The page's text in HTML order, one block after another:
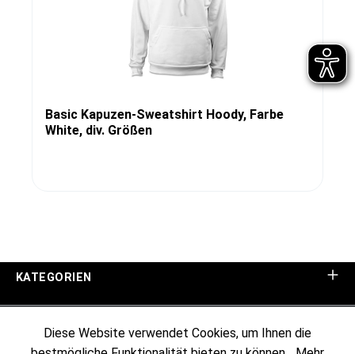
Basic Kapuzen-Sweatshirt Hoody, Farbe
White, div. Größen
KATEGORIEN
Diese Website verwendet Cookies, um Ihnen die